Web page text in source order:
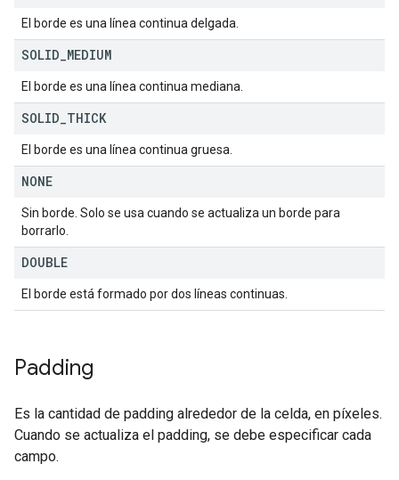
El borde es una línea continua delgada.
SOLID MEDIUM
El borde es una línea continua mediana.
SOLID THICK
El borde es una línea continua gruesa.
NONE
Sin borde. Solo se usa cuando se actualiza un borde para
borrarlo.
DOUBLE
El borde está formado por dos líneas continuas.
Padding
Es la cantidad de padding alrededor de la celda, en píxeles.
Cuando se actualiza el padding, se debe especificar cada
campo.